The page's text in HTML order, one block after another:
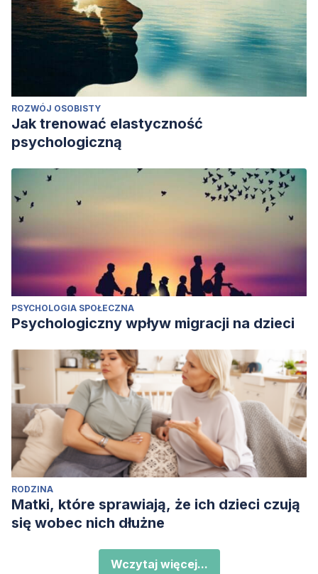
ROZWÓJ OSOBISTY
Jak trenować elastyczność
psychologiczną
PSYCHOLOGIA SPOŁECZNA
Psychologiczny wpływ migracji na dzieci
RODZINA
Matki, które sprawiają, że ich dzieci czują
się wobec nich dłużne
Wczytaj więcej...